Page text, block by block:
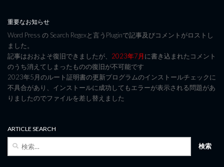
重要なお知らせ
Word Press の Search Regexと言うPluginで記事及びコメントがロストし
ました。
記事はおおよそ復旧できましたが、 2023年7月に書き込まれたコメント
のうち消えてしまったものの復旧が不可能です
2023年5月のルート証明書の更新プログラムのインストールチェックに
不具合があり、インストールに成功してもエラーが表示される問題があ
りましたのでファイルを差し替えました
ARTICLE SEARCH